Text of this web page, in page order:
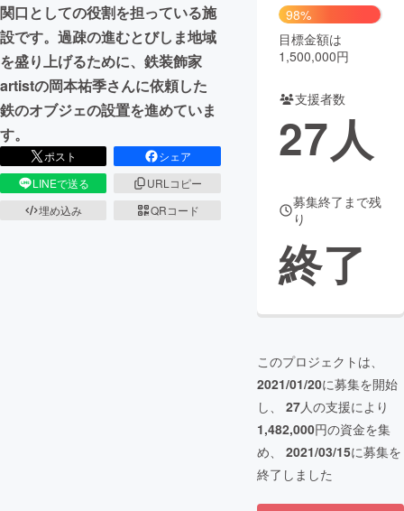
CAMPFIRE for Social Good
CAMPFIRE Creation
CAMPFIREふるさと納税
コミュニティ
関口としての役割を担っている施
設です。過疎の進むとびしま地域
を盛り上げるために、鉄装飾家
artistの岡本祐季さんに依頼した
鉄のオブジェの設置を進めていま
す。
ポスト
シェア
LINEで送る
URLコピー
埋め込み
QRコード
98%
目標金額は
1,500,000円
支援者数
27人
募集終了まで残
り
終了
このプロジェクトは、
2021/01/20に募集を開始
し、 27人の支援により
1,482,000円の資金を集
め、 2021/03/15に募集を
終了しました